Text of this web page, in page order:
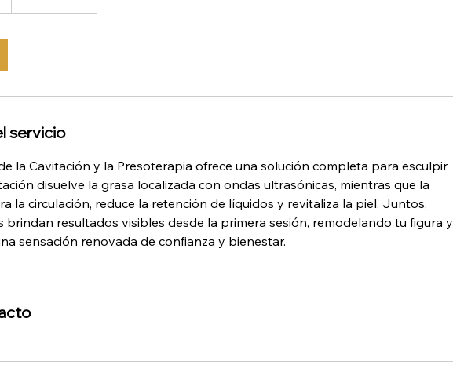
servicio
la Cavitación y la Presoterapia ofrece una solución completa para esculpir
disuelve la grasa localizada con ondas ultrasónicas, mientras que la
la circulación, reduce la retención de líquidos y revitaliza la piel. Juntos,
brindan resultados visibles desde la primera sesión, remodelando tu figura y
sensación renovada de confianza y bienestar.